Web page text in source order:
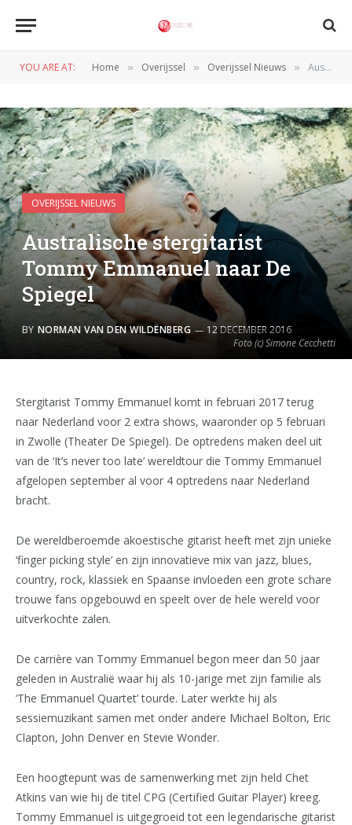
YOU ARE AT: Home » Overijssel » Overijssel Nieuws » Australische stergitarist Tommy Emmanuel naar De Spiegel
Foto (c) Simone Cecchetti
OVERIJSSEL NIEUWS
Australische stergitarist
Tommy Emmanuel naar De
Spiegel
BY NORMAN VAN DEN WILDENBERG 12 DECEMBER 2016
Stergitarist Tommy Emmanuel komt in februari 2017 terug
naar Nederland voor 2 extra shows, waaronder op 5 februari
in Zwolle (Theater De Spiegel). De optredens maken deel uit
van de ‘It’s never too late’ wereldtour die Tommy Emmanuel
afgelopen september al voor 4 optredens naar Nederland
bracht.
De wereldberoemde akoestische gitarist heeft met zijn unieke
‘finger picking style’ en zijn innovatieve mix van jazz, blues,
country, rock, klassiek en Spaanse invloeden een grote schare
trouwe fans opgebouwd en speelt over de hele wereld voor
uitverkochte zalen.
De carrière van Tommy Emmanuel begon meer dan 50 jaar
geleden in Australië waar hij als 10-jarige met zijn familie als
‘The Emmanuel Quartet’ tourde. Later werkte hij als
sessiemuzikant samen met onder andere Michael Bolton, Eric
Clapton, John Denver en Stevie Wonder.
Een hoogtepunt was de samenwerking met zijn held Chet
Atkins van wie hij de titel CPG (Certified Guitar Player) kreeg.
Tommy Emmanuel is uitgegroeid tot een legendarische gitarist